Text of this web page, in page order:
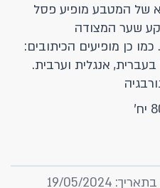
של המטבע מופיע פסל
שער המצודה
כן מופיעים הכיתובים:
אנגלית וערבית.
19/05/2024